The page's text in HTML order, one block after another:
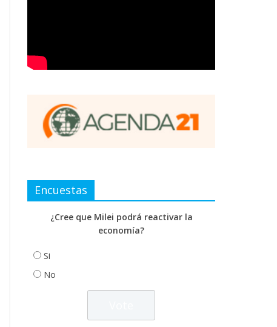
Encuestas
¿Cree que Milei podrá reactivar la
economía?
Si
No